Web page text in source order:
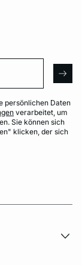
persönlichen Daten
verarbeitet, um
Sie können sich
klicken, der sich